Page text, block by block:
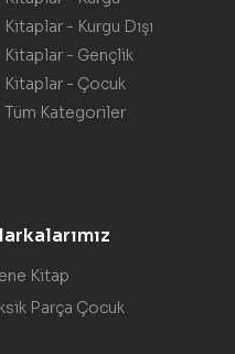
Kitaplar - Kurgu Dışı
Kitaplar - Gençlik
Kitaplar - Çocuk
Tüm Kategoriler
Kitap
Parça Çocuk